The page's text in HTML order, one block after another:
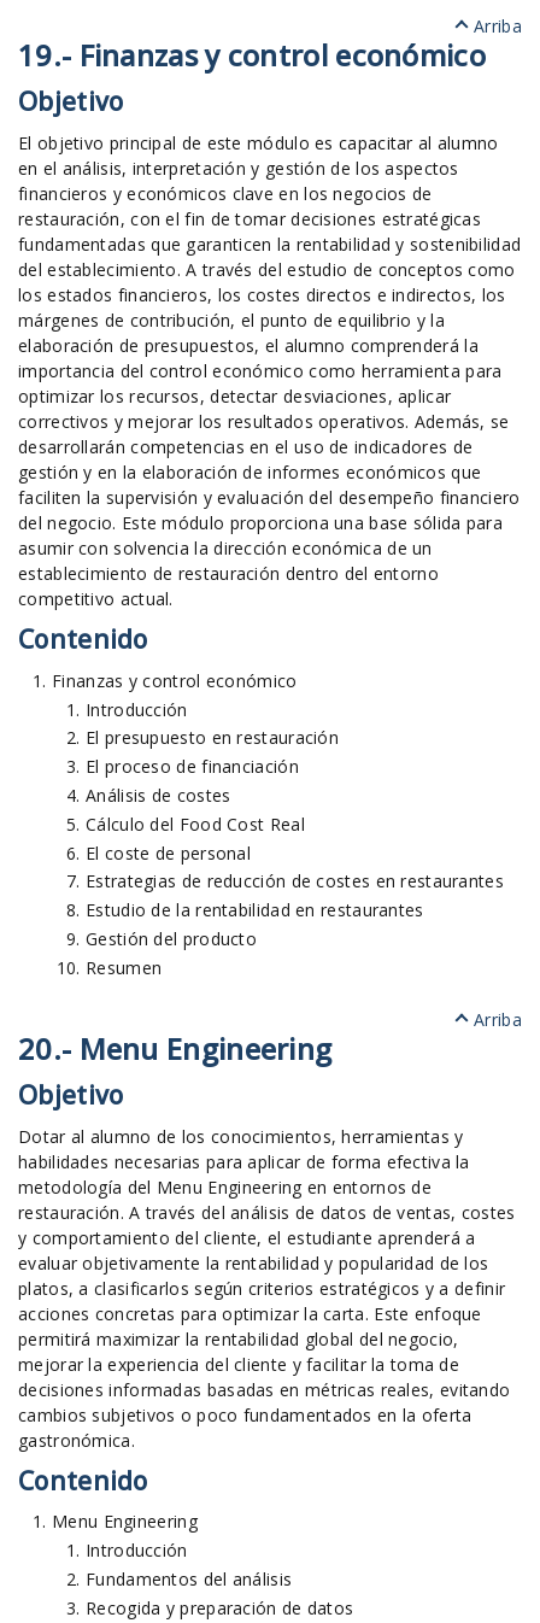
Arriba
19.- Finanzas y control económico
Objetivo
El objetivo principal de este módulo es capacitar al alumno
en el análisis, interpretación y gestión de los aspectos
financieros y económicos clave en los negocios de
restauración, con el fin de tomar decisiones estratégicas
fundamentadas que garanticen la rentabilidad y sostenibilidad
del establecimiento. A través del estudio de conceptos como
los estados financieros, los costes directos e indirectos, los
márgenes de contribución, el punto de equilibrio y la
elaboración de presupuestos, el alumno comprenderá la
importancia del control económico como herramienta para
optimizar los recursos, detectar desviaciones, aplicar
correctivos y mejorar los resultados operativos. Además, se
desarrollarán competencias en el uso de indicadores de
gestión y en la elaboración de informes económicos que
faciliten la supervisión y evaluación del desempeño financiero
del negocio. Este módulo proporciona una base sólida para
asumir con solvencia la dirección económica de un
establecimiento de restauración dentro del entorno
competitivo actual.
Contenido
Finanzas y control económico
Introducción
El presupuesto en restauración
El proceso de financiación
Análisis de costes
Cálculo del Food Cost Real
El coste de personal
Estrategias de reducción de costes en restaurantes
Estudio de la rentabilidad en restaurantes
Gestión del producto
Resumen
Arriba
20.- Menu Engineering
Objetivo
Dotar al alumno de los conocimientos, herramientas y
habilidades necesarias para aplicar de forma efectiva la
metodología del Menu Engineering en entornos de
restauración. A través del análisis de datos de ventas, costes
y comportamiento del cliente, el estudiante aprenderá a
evaluar objetivamente la rentabilidad y popularidad de los
platos, a clasificarlos según criterios estratégicos y a definir
acciones concretas para optimizar la carta. Este enfoque
permitirá maximizar la rentabilidad global del negocio,
mejorar la experiencia del cliente y facilitar la toma de
decisiones informadas basadas en métricas reales, evitando
cambios subjetivos o poco fundamentados en la oferta
gastronómica.
Contenido
Menu Engineering
Introducción
Fundamentos del análisis
Recogida y preparación de datos